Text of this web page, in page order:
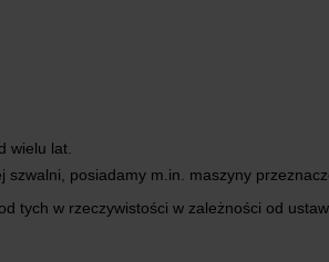
wielu lat.
szwalni, posiadamy m.in. maszyny
tych w rzeczywistości w zależności od